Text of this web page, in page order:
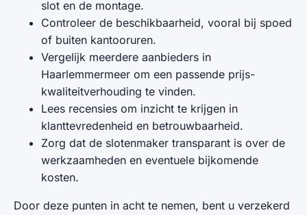
slot en de montage.
Controleer de beschikbaarheid, vooral bij spoed
of buiten kantooruren.
Vergelijk meerdere aanbieders in
Haarlemmermeer om een passende prijs-
kwaliteitverhouding te vinden.
Lees recensies om inzicht te krijgen in
klanttevredenheid en betrouwbaarheid.
Zorg dat de slotenmaker transparant is over de
werkzaamheden en eventuele bijkomende
kosten.
Door deze punten in acht te nemen, bent u verzekerd